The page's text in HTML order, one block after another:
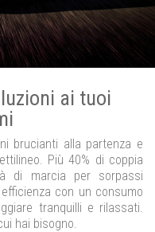
ai tuoi
brucianti alla partenza e
Più 40% di coppia
di marcia per sorpassi
con un consumo
tranquilli e rilassati.
hai bisogno.